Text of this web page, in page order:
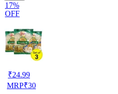
17%
OFF
₹24.99
MRP₹30